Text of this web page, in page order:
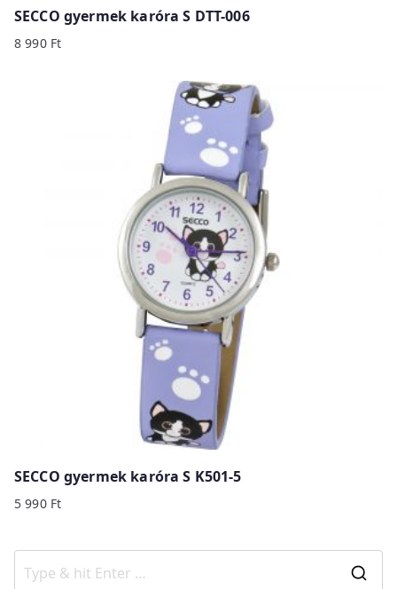
SECCO gyermek karóra S DTT-006
8 990 Ft
SECCO gyermek karóra S K501-5
5 990 Ft